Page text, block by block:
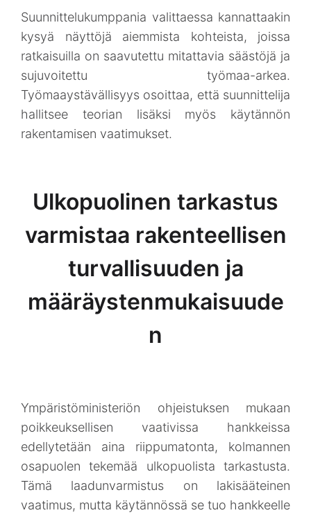
Suunnittelukumppania valittaessa kannattaakin
kysyä näyttöjä aiemmista kohteista, joissa
ratkaisuilla on saavutettu mitattavia säästöjä ja
sujuvoitettu työmaa-arkea.
Työmaaystävällisyys osoittaa, että suunnittelija
hallitsee teorian lisäksi myös käytännön
rakentamisen vaatimukset.
Ulkopuolinen tarkastus
varmistaa rakenteellisen
turvallisuuden ja
määräystenmukaisuude
n
Ympäristöministeriön ohjeistuksen mukaan
poikkeuksellisen vaativissa hankkeissa
edellytetään aina riippumatonta, kolmannen
osapuolen tekemää ulkopuolista tarkastusta.
Tämä laadunvarmistus on lakisääteinen
vaatimus, mutta käytännössä se tuo hankkeelle